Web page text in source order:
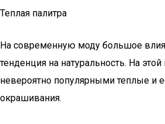
Теплая палитра
На современную моду большое
тенденция на натуральность. На этой
невероятно популярными теплые и
окрашивания.